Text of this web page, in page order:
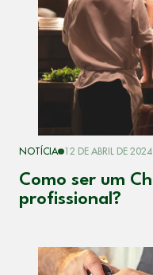
NOTÍCIA 12 DE ABRIL DE 2024
Como ser um
profissional?